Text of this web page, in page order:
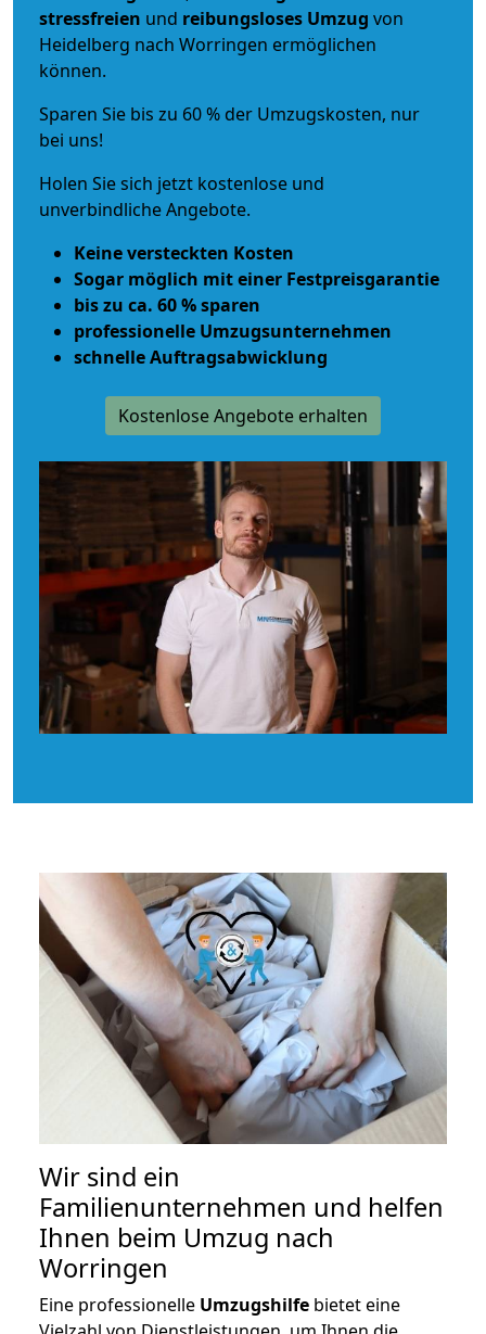
stressfreien und reibungsloses Umzug von
Heidelberg nach Worringen ermöglichen
können.
Sparen Sie bis zu 60 % der Umzugskosten, nur
bei uns!
Holen Sie sich jetzt kostenlose und
unverbindliche Angebote.
Keine versteckten Kosten
Sogar möglich mit einer Festpreisgarantie
bis zu ca. 60 % sparen
professionelle Umzugsunternehmen
schnelle Auftragsabwicklung
Kostenlose Angebote erhalten
Wir sind ein
Familienunternehmen und helfen
Ihnen beim Umzug nach
Worringen
Eine professionelle Umzugshilfe bietet eine